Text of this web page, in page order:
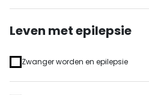
Leven met epilepsie
Zwanger worden en epilepsie